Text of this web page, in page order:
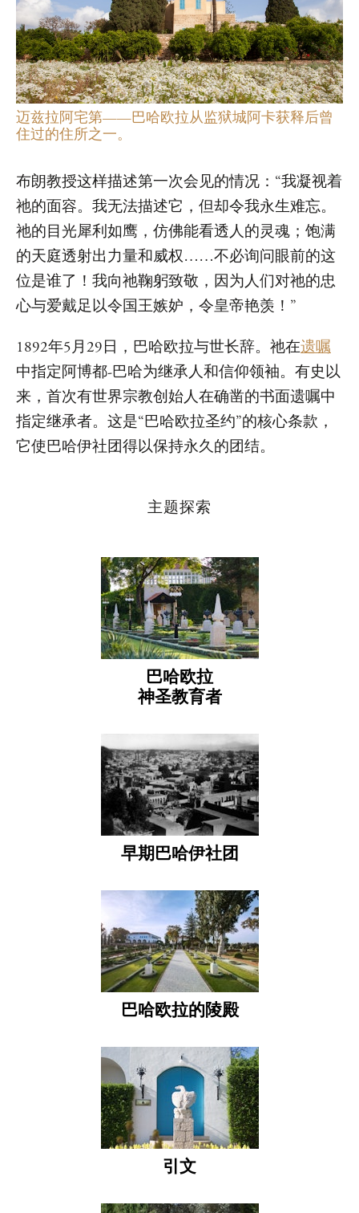
迈兹拉阿宅第——巴哈欧拉从监狱城阿卡获释后曾
住过的住所之一。
布朗教授这样描述第一次会见的情况：“我凝视着
祂的面容。我无法描述它，但却令我永生难忘。
祂的目光犀利如鹰，仿佛能看透人的灵魂；饱满
的天庭透射出力量和威权……不必询问眼前的这
位是谁了！我向祂鞠躬致敬，因为人们对祂的忠
心与爱戴足以令国王嫉妒，令皇帝艳羡！”
1892年5月29日，巴哈欧拉与世长辞。祂在遗嘱
中指定阿博都-巴哈为继承人和信仰领袖。有史以
来，首次有世界宗教创始人在确凿的书面遗嘱中
指定继承者。这是“巴哈欧拉圣约”的核心条款，
它使巴哈伊社团得以保持永久的团结。
主题探索
巴哈欧拉
神圣教育者
早期巴哈伊社团
巴哈欧拉的陵殿
引文